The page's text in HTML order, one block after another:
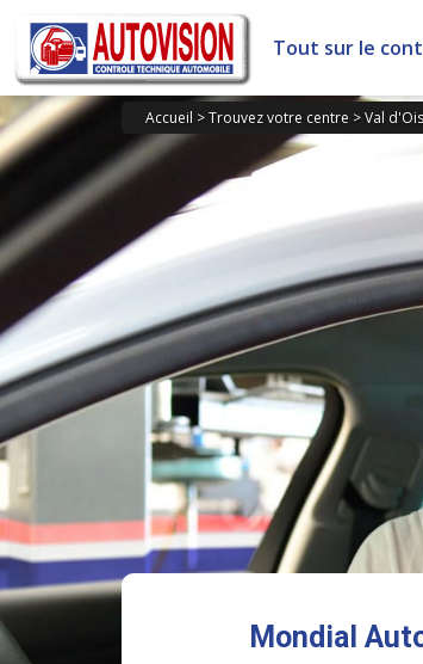
Panneau de gestion des cookies
Tout sur le
Accueil >Trouvez votre centre >Val
Mondial